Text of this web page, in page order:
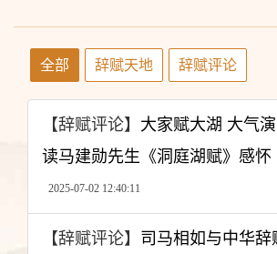
全部 辞赋天地 辞赋评论
【辞赋评论】 大家赋大湖 大气
读马建勋先生《洞庭湖赋》感怀
2025-07-02 12:40:11
【辞赋评论】 司马相如与中华辞